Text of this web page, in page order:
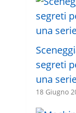
segreti
una
18 Giugno